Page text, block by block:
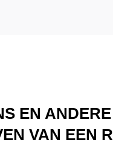
EN
VAN EEN